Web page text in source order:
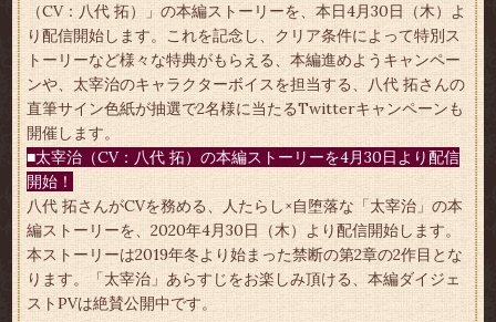
（CV：八代 拓）」の本編ストーリーを、本日4月30日（木）よ
り配信開始します。これを記念し、クリア条件によって特別ス
トーリーなど様々な特典がもらえる、本編進めようキャンペー
ンや、太宰治のキャラクターボイスを担当する、八代 拓さんの
直筆サイン色紙が抽選で2名様に当たるTwitterキャンペーンも
開催します。
■太宰治（CV：八代 拓）の本編ストーリーを4月30日より配信
開始！
八代 拓さんがCVを務める、人たらし×自堕落な「太宰治」の本
編ストーリーを、2020年4月30日（木）より配信開始します。
本ストーリーは2019年冬より始まった禁断の第2章の2作目とな
ります。「太宰治」あらすじをお楽しみ頂ける、本編ダイジェ
ストPVは絶賛公開中です。